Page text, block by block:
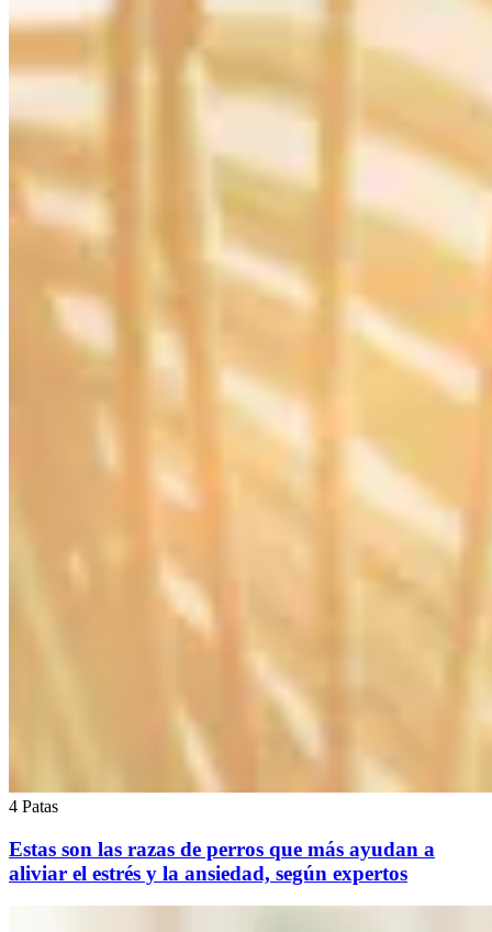
4 Patas
Estas son las razas de perros que más ayudan a
aliviar el estrés y la ansiedad, según expertos